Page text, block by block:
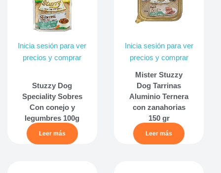
Inicia sesión para ver
precios y comprar
Stuzzy Dog
Speciality Sobres
Con conejo y
legumbres 100g
Leer más
Inicia sesión para ver
precios y comprar
Mister Stuzzy
Dog Tarrinas
Aluminio Ternera
con zanahorias
150 gr
Leer más